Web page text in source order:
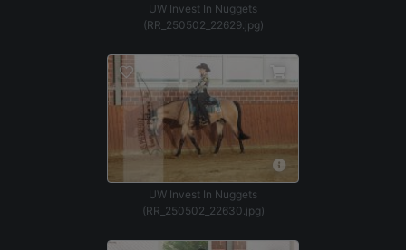
UW Invest In Nuggets
(RR_250502_22629.jpg)
UW Invest In Nuggets
(RR_250502_22630.jpg)